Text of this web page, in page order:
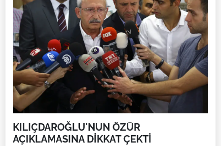
KILIÇDAROĞLU'NUN ÖZÜR
AÇIKLAMASINA DİKKAT ÇEKTİ